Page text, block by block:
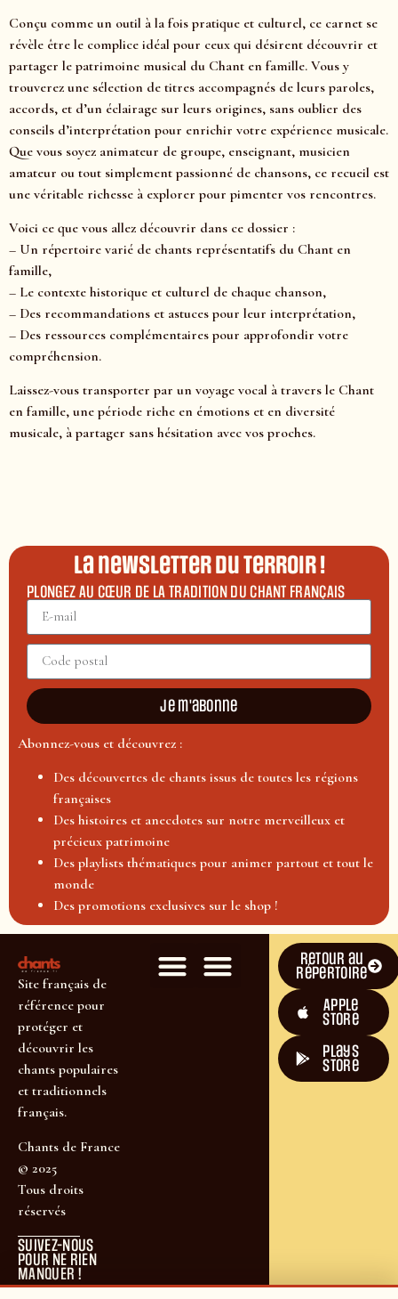
Conçu comme un outil à la fois pratique et culturel, ce carnet se
révèle être le complice idéal pour ceux qui désirent découvrir et
partager le patrimoine musical du Chant en famille. Vous y
trouverez une sélection de titres accompagnés de leurs paroles,
accords, et d’un éclairage sur leurs origines, sans oublier des
conseils d’interprétation pour enrichir votre expérience musicale.
Que vous soyez animateur de groupe, enseignant, musicien
amateur ou tout simplement passionné de chansons, ce recueil est
une véritable richesse à explorer pour pimenter vos rencontres.
Voici ce que vous allez découvrir dans ce dossier :
– Un répertoire varié de chants représentatifs du Chant en
famille,
– Le contexte historique et culturel de chaque chanson,
– Des recommandations et astuces pour leur interprétation,
– Des ressources complémentaires pour approfondir votre
compréhension.
Laissez-vous transporter par un voyage vocal à travers le Chant
en famille, une période riche en émotions et en diversité
musicale, à partager sans hésitation avec vos proches.
La newsletter du terroir !
PLONGEZ AU CŒUR DE LA TRADITION DU CHANT FRANÇAIS
Je m'abonne
Abonnez-vous et découvrez :
Des découvertes de chants issus de toutes les régions
françaises
Des histoires et anecdotes sur notre merveilleux et
précieux patrimoine
Des playlists thématiques pour animer partout et tout le
monde
Des promotions exclusives sur le shop !
Site français de
référence pour
protéger et
découvrir les
chants populaires
et traditionnels
français.
Chants de France
© 2025
Tous droits
réservés
SUIVEZ-NOUS
POUR NE RIEN
MANQUER !
Retour au
répertoire
Apple
Store
plays
store